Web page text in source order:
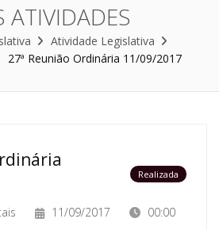
ATIVIDADES
Atividade Legislativa
27ª Reunião Ordinária 11/09/2017
Realizada
11/09/2017 00:00